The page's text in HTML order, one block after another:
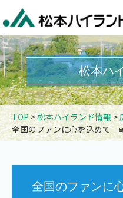
松本ハ
TOP>松本ハイランド情報>
全国のファンに心を込めて
全国のファンに